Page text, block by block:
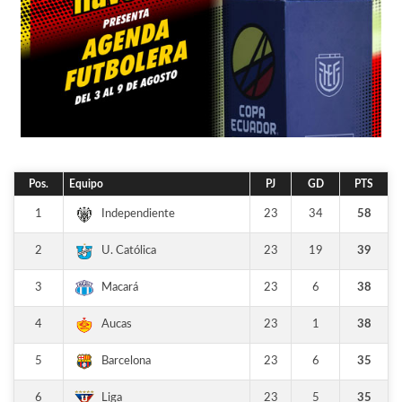
Pos. Equipo PJ GD PTS
1 Independiente 23 34 58
2 U. Católica 23 19 39
3 Macará 23 6 38
4 Aucas 23 1 38
5 Barcelona 23 6 35
6 Liga 23 5 35